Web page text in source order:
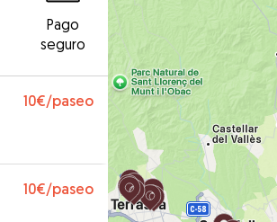
Pago
seguro
10€/paseo
10€/paseo